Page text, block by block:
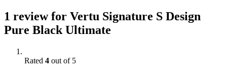
1 review for Vertu Signature S Design
Pure Black Ultimate
Rated 4 out of 5